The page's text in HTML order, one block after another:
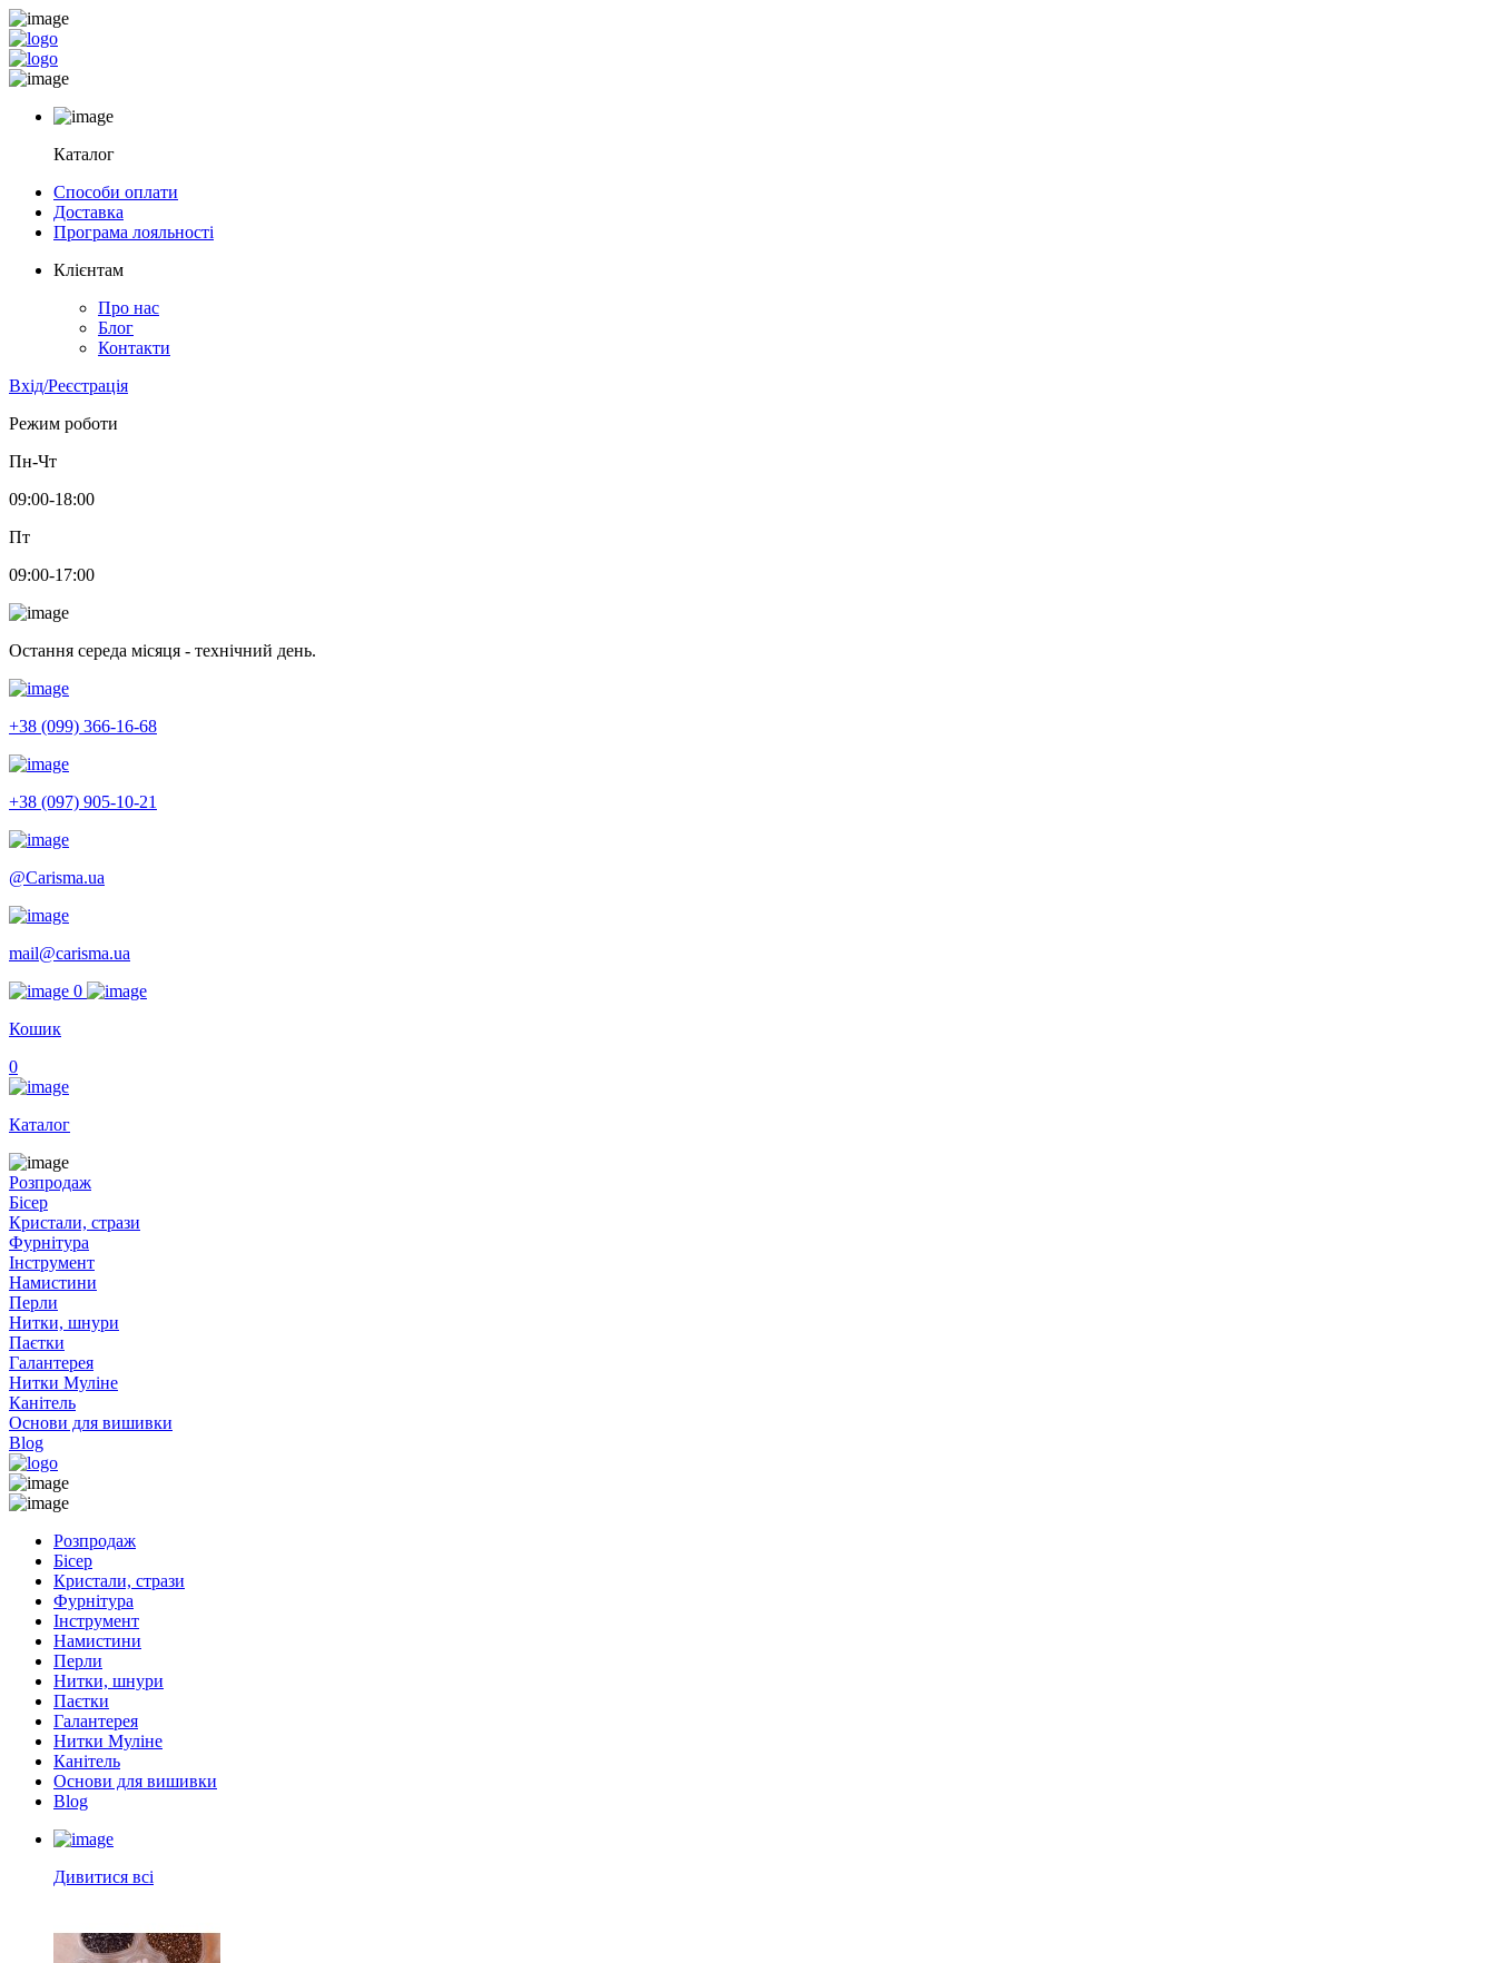
Каталог
Способи оплати
Доставка
Програма лояльності
Клієнтам
Про нас
Блог
Контакти
Вхід/Реєстрація
Режим роботи
Пн-Чт
09:00-18:00
Пт
09:00-17:00
Остання середа місяця - технічний день.
+38 (099) 366-16-68
+38 (097) 905-10-21
@Carisma.ua
mail@carisma.ua
0
Кошик
0
Каталог
Розпродаж
Бісер
Кристали, стрази
Фурнітура
Інструмент
Намистини
Перли
Нитки, шнури
Паєтки
Галантерея
Нитки Муліне
Канітель
Основи для вишивки
Blog
Розпродаж
Бісер
Кристали, стрази
Фурнітура
Інструмент
Намистини
Перли
Нитки, шнури
Паєтки
Галантерея
Нитки Муліне
Канітель
Основи для вишивки
Blog
Дивитися всі